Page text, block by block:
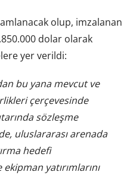
olup, imzalanan
dolar olarak
yer verildi:
bu yana mevcut ve
çerçevesinde
sözleşme
uluslararası arenada
hedefi
yatırımlarını